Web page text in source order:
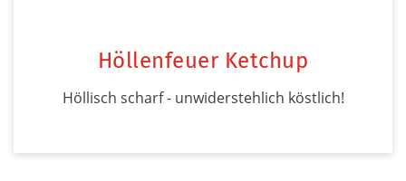
Höllenfeuer Ketchup
Höllisch scharf - unwiderstehlich köstlich!